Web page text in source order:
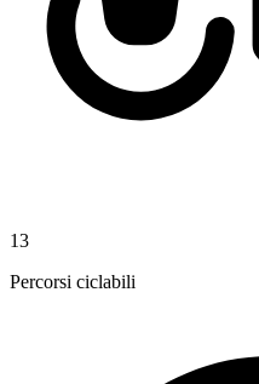
13
Percorsi ciclabili